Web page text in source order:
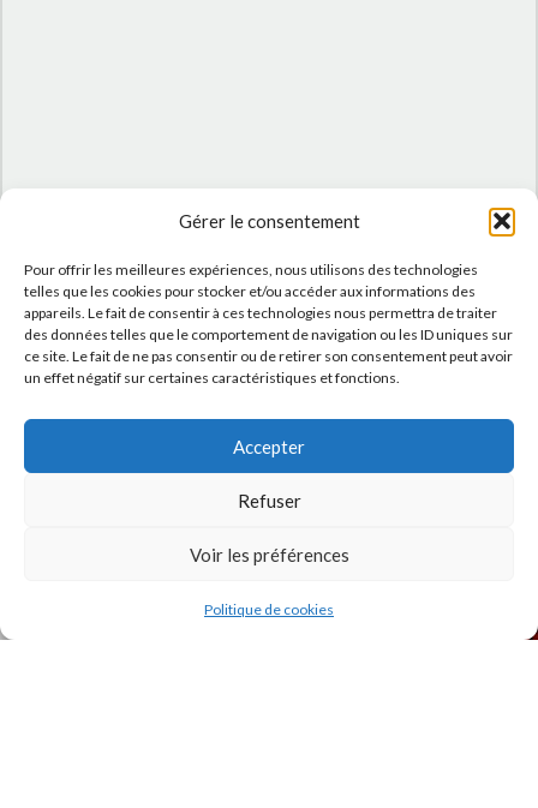
Gérer le consentement
Pour offrir les meilleures expériences, nous utilisons des technologies
telles que les cookies pour stocker et/ou accéder aux informations des
appareils. Le fait de consentir à ces technologies nous permettra de traiter
des données telles que le comportement de navigation ou les ID uniques sur
ce site. Le fait de ne pas consentir ou de retirer son consentement peut avoir
un effet négatif sur certaines caractéristiques et fonctions.
Accepter
Refuser
Voir les préférences
Politique de cookies